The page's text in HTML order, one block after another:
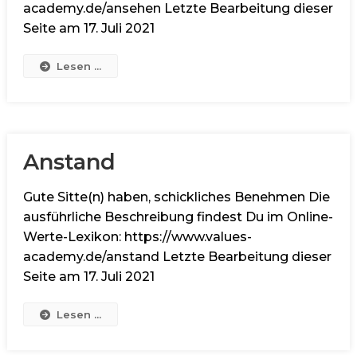
academy.de/ansehen Letzte Bearbeitung dieser
Seite am 17. Juli 2021
Lesen ...
Anstand
Gute Sitte(n) haben, schickliches Benehmen Die
ausführliche Beschreibung findest Du im Online-
Werte-Lexikon: https://www.values-
academy.de/anstand Letzte Bearbeitung dieser
Seite am 17. Juli 2021
Lesen ...